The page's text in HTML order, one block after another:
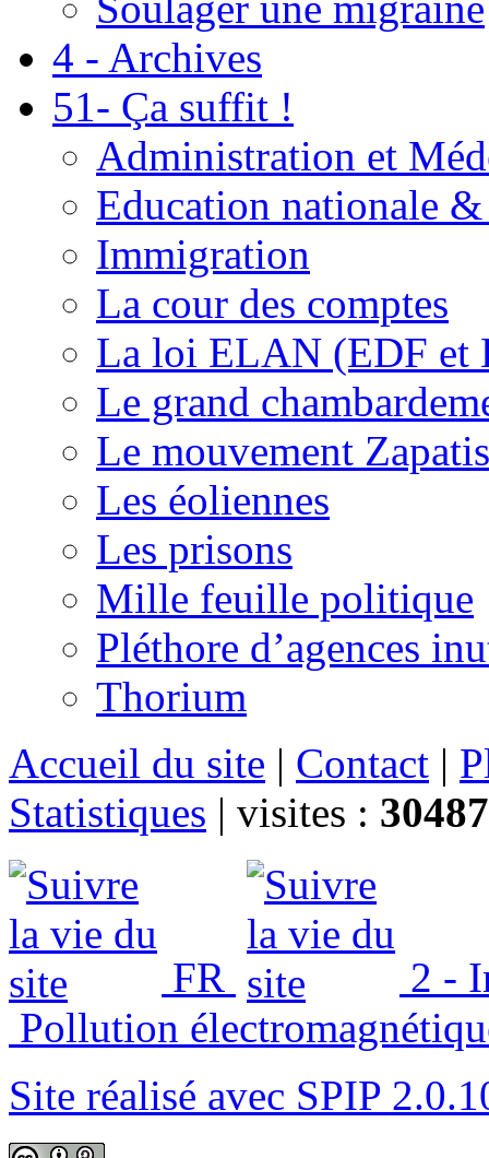
4 - Archives
51- Ça suffit !
Administration et
Education nationale
Immigration
La cour des comptes
La loi ELAN (EDF et
Le grand
Le mouvement
Les éoliennes
Les prisons
Mille feuille politique
Pléthore d’agences
Thorium
Accueil du site | Contact |
Statistiques | visites :
FR
2 -
Pollution
Site réalisé avec SPIP